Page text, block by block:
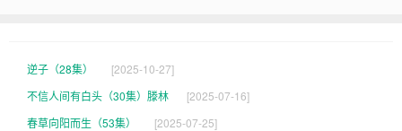
活，那叫一个卖力，他那汗珠子掉地上都能摔八
瓣。小芳呢，那可就是个小机灵鬼，专门打理那些
逆子（28集）
[2025-10-27]
不信人间有白头（30集）滕林
[2025-07-16]
春草向阳而生（53集）
[2025-07-25]